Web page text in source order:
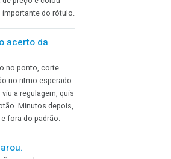
metros depois, porém, começa a
retira, conta, empilha, organiza e
uma etapa industrial e vira
de caixas.
cobriu justamente o
do rótulo
Escolha de cores,
revisão do texto e reuniões para
deveria aparecer em maior